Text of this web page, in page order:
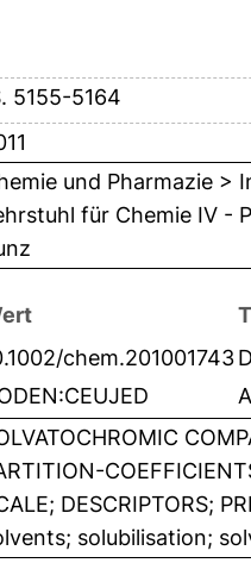
5155-5164
und Pharmazie >
für Chemie IV -
chem.201001743
DESCRIPTORS;
solubilisation;